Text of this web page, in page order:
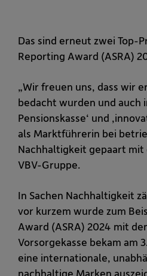
Das sind erneut zwei Top-
Reporting Award (ASRA)
„Wir freuen uns, dass wir
bedacht wurden und auch
Pensionskasse‘ und
als Marktführerin bei
Nachhaltigkeit gepaart
VBV-Gruppe.
In Sachen Nachhaltigkeit
vor kurzem wurde zum
Award (ASRA) 2024 mit
Vorsorgekasse bekam am
eine internationale,
nachhaltige Marken